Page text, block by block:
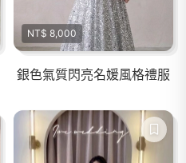
NT$ 8,000
銀色氣質閃亮名媛風格禮服